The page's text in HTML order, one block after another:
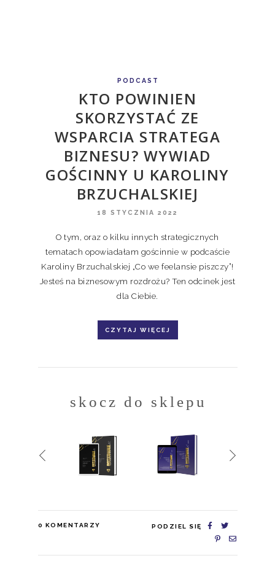
PODCAST
KTO POWINIEN
SKORZYSTAĆ ZE
WSPARCIA STRATEGA
BIZNESU? WYWIAD
GOŚCINNY U KAROLINY
BRZUCHALSKIEJ
18 STYCZNIA 2022
O tym, oraz o kilku innych strategicznych
tematach opowiadałam gościnnie w podcaście
Karoliny Brzuchalskiej „Co we feelansie piszczy”!
Jesteś na biznesowym rozdrożu? Ten odcinek jest
dla Ciebie.
CZYTAJ WIĘCEJ
skocz do sklepu
0 KOMENTARZY PODZIEL SIĘ